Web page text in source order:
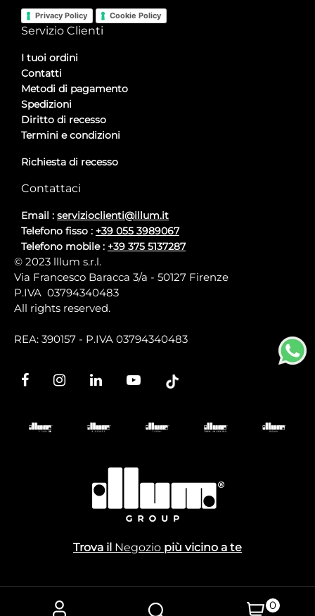
Privacy Policy Cookie Policy
Servizio Clienti
I tuoi ordini
Contatti
Metodi di pagamento
Spedizioni
Diritto di recesso
Termini e condizioni
Richiesta di recesso
Contattaci
Email : servizioclienti@illum.it
Telefono fisso : +39 055 3989067
Telefono mobile : +39 375 5137287
© 2023 lllum s.r.l.
Via Francesco Baracca 3/a - 50127 Firenze
P.IVA 03794340483
All rights reserved.
REA: 390157 - P.IVA 03794340483
Trova il Negozio più vicino a te
0
Powered byPassepartout